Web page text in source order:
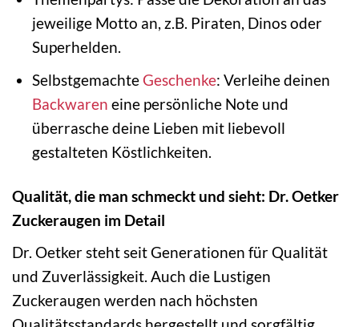
jeweilige Motto an, z.B. Piraten, Dinos oder
Superhelden.
Selbstgemachte Geschenke: Verleihe deinen
Backwaren eine persönliche Note und
überrasche deine Lieben mit liebevoll
gestalteten Köstlichkeiten.
Qualität, die man schmeckt und sieht: Dr. Oetker
Zuckeraugen im Detail
Dr. Oetker steht seit Generationen für Qualität
und Zuverlässigkeit. Auch die Lustigen
Zuckeraugen werden nach höchsten